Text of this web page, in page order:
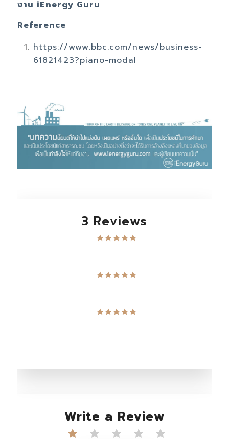
งาน iEnergy Guru
Reference
https://www.bbc.com/news/business-
61821423?piano-modal
3 Reviews
Write a Review